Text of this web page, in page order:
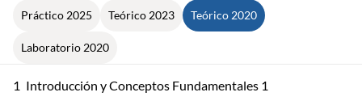
Práctico 2025 Teórico 2023 Teórico 2020
Laboratorio 2020
1 Introducción y Conceptos Fundamentales 1